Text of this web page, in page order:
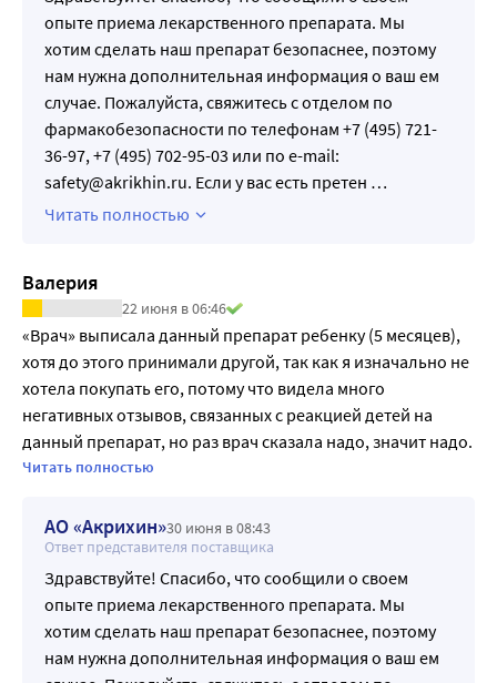
воспалительные болезни кишечника и др.).
Витамин D обладает антипролиферативным и
продифференцирующим эффектами, которые
обуславливают онкопротективное действие витамина D.
Отмечено, что частота некоторых опухолей (рак
молочной железы, рак толстого кишечника) повышается
на фоне низкого уровня витамина D в крови.
внутриклеточных путях проведения сигнала рецептора
инсулина), IGF (инсулинподобный фактор роста;
регулирует баланс жировой и мышечной ткани), PPAR-?
(активированный рецептор пролифераторов
пероксисом, тип ?; способствует переработке
избыточного холестерина).
По данным эпидемиологических исследований дефицит
витамина D ассоциирован с риском метаболических
2 типа).
Рецепторы и метаболизирующие ферменты витамина D
экспрессируются в артериальных сосудах, сердце и
практически всех клетках и тканях, имеющих отношение
к патогенезу сердечно-сосудистых заболеваний. На
животных моделях показаны антиатеросклеротическое
данных ЭКГ. Не следует применять инфузию фосфатов
для уменьшения гиперкальциемии, вызванной
передозировкой колекальциферола, в связи с
опасностью развития метастатической кальцификации.
При олигоанурии следует провести гемодиализ
(диализат без кальция).
Специфического антидота не существует.
Рекомендуется обращать внимание пациентов на
симптомы возможной передозировки при длительном
первоначально - диарея, позже - запор, потеря аппетита,
слабость, головная боль, боль в мышцах и суставах,
мышечная слабость, постоянная сонливость,
полидипсия и полиурия).
опыте приема лекарственного препарата. Мы
хотим сделать наш препарат безопаснее, поэтому
нам нужна дополнительная информация о ваш ем
случае. Пожалуйста, свяжитесь с отделом по
фармакобезопасности по телефонам +7 (495) 721-
36-97, +7 (495) 702-95-03 или по e-mail:
safety@akrikhin.ru. Если у вас есть претен …
Читать полностью
Валерия
22 июня в 06:46
«Врач» выписала данный препарат ребенку (5 месяцев),
хотя до этого принимали другой, так как я изначально не
хотела покупать его, потому что видела много
негативных отзывов, связанных с реакцией детей на
данный препарат, но раз врач сказала надо, значит надо.
С первой же таблетки ребенок стал капризным,
действие на ребенка. Так еще и если препарат попадает
на кожу ребенка, на этом месте останется красное пятно,
похожее на ожог. Что это за химоза и почему ее так
упорно навязывают врачи? Никому не советую
Читать полностью
АО «Акрихин»30 июня в 08:43
Ответ представителя поставщика
Здравствуйте! Спасибо, что сообщили о своем
опыте приема лекарственного препарата. Мы
хотим сделать наш препарат безопаснее, поэтому
нам нужна дополнительная информация о ваш ем